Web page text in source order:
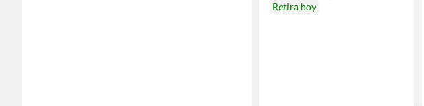
Retira hoy